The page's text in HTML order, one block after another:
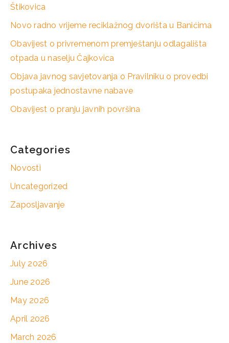
Štikovica
Novo radno vrijeme reciklažnog dvorišta u Banićima
Obavijest o privremenom premještanju odlagališta
otpada u naselju Čajkovica
Objava javnog savjetovanja o Pravilniku o provedbi
postupaka jednostavne nabave
Obavijest o pranju javnih površina
Categories
Novosti
Uncategorized
Zaposljavanje
Archives
July 2026
June 2026
May 2026
April 2026
March 2026